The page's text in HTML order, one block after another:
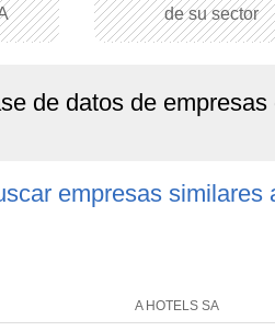
de su sector
de datos de
empresas similares
A HOTELS SA